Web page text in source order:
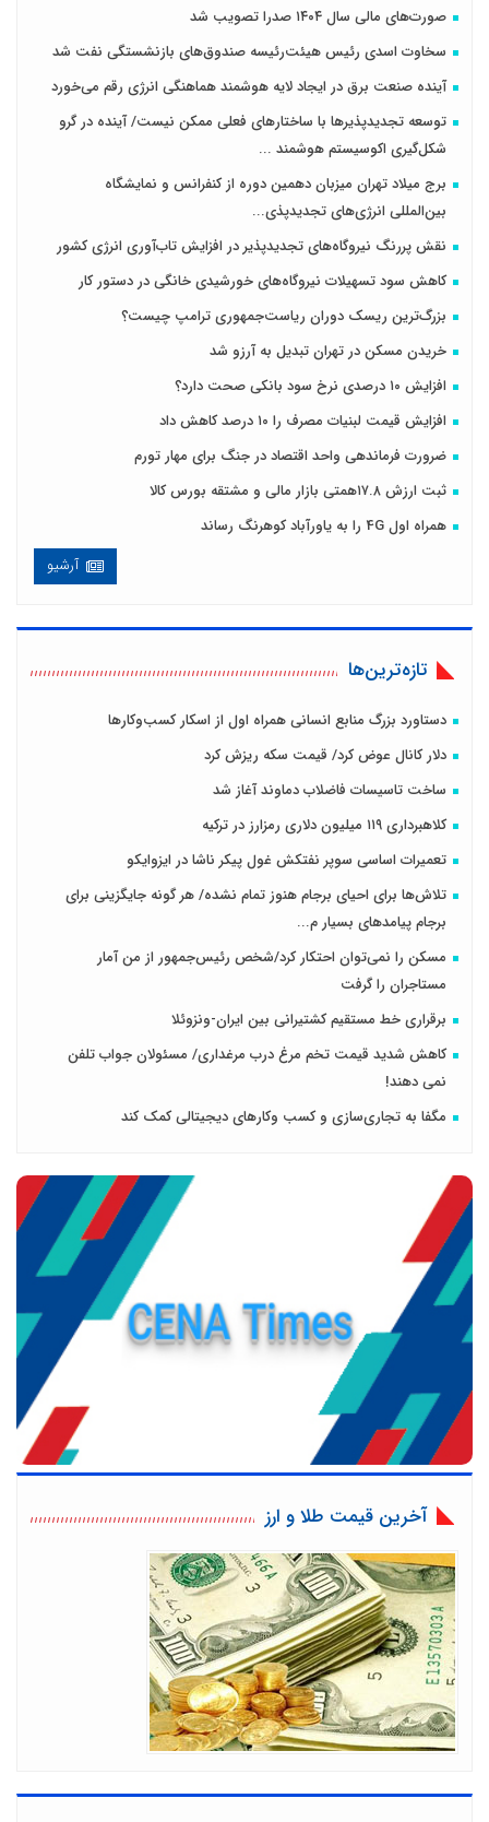
صورت‌های مالی سال ۱۴۰۴ صدرا تصویب شد
سخاوت اسدی رئیس هیئت‌رئیسه صندوق‌های بازنشستگی نفت شد
آینده صنعت برق در ایجاد لایه هوشمند هماهنگی انرژی رقم می‌خورد
توسعه تجدیدپذیرها با ساختارهای فعلی ممکن نیست/ آینده در گرو
شکل‌گیری اکوسیستم هوشمند ...
برج میلاد تهران میزبان دهمین دوره از کنفرانس و نمایشگاه
بین‌المللی انرژی‌های تجدیدپذی...
نقش پررنگ نیروگاه‌های تجدیدپذیر در افزایش تاب‌آوری انرژی کشور
کاهش سود تسهیلات نیروگاه‌های خورشیدی خانگی در دستور کار
بزرگ‌ترین ریسک دوران ریاست‌جمهوری ترامپ چیست؟
خریدن مسکن در تهران تبدیل به آرزو شد
افزایش ۱۰ درصدی نرخ سود بانکی صحت دارد؟
افزایش قیمت لبنیات مصرف را ۱۰ درصد کاهش داد
ضرورت فرماندهی واحد اقتصاد در جنگ برای مهار تورم
ثبت ارزش ۱۷.۸همتی بازار مالی و مشتقه بورس کالا
همراه اول 4G را به یاورآباد کوهرنگ رساند
آرشیو
تازه‌ترین‌ها
دستاورد بزرگ منابع انسانی همراه اول از اسکار کسب‌وکارها
دلار کانال عوض کرد/ قیمت سکه ریزش کرد
ساخت تاسیسات فاضلاب دماوند آغاز شد
کلاهبرداری ۱۱۹ میلیون دلاری رمزارز در ترکیه
تعمیرات اساسی سوپر نفتکش غول پیکر ناشا در ایزوایکو
تلاش‌ها برای احیای برجام هنوز تمام نشده/ هر گونه جایگزینی برای
برجام پیامدهای بسیار م...
مسکن را نمی‌توان احتکار کرد/شخص رئیس‌جمهور از من آمار
مستاجران را گرفت
برقراری خط مستقیم کشتیرانی بین ایران-ونزوئلا
کاهش شدید قیمت تخم مرغ درب مرغداری/ مسئولان جواب تلفن
نمی دهند!
مگفا به تجاری‌سازی و کسب وکارهای دیجیتالی کمک کند
آخرین قیمت طلا و ارز